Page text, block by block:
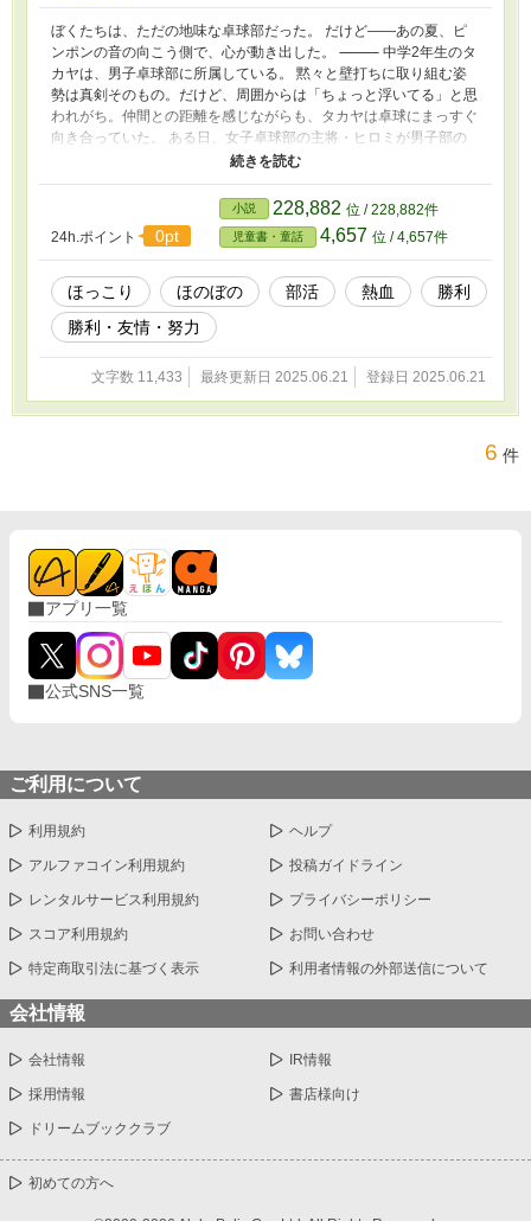
アが詰まった物語。 ゴンジは今日も、どこか遠くの町で誰かにこ
う聞かれている。 「旅人さんかい？ 旅の先では、なにが流行っ
てるの？」 そしてまた、誰かの中に希望が芽吹く。 それが嘘で
も、本当になるなら、悪くない。
ぼくたちは、ただの地味な卓球部だった。 だけど――あの夏、ピ
ンポンの音の向こう側で、心が動き出した。 ⸻ 中学2年生のタ
カヤは、男子卓球部に所属している。 黙々と壁打ちに取り組む姿
勢は真剣そのもの。だけど、周囲からは「ちょっと浮いてる」と思
われがち。仲間との距離を感じながらも、タカヤは卓球にまっすぐ
向き合っていた。 ある日、女子卓球部の主将・ヒロミが男子部の
部室を訪ねてくる。彼女の目的は――エキシビジョンマッチの申し
込みだった。強豪と名高い女子部に対し、男子部員たちは「女子な
んて」と笑って受けて立つが、試合結果は散々。タカヤだけがヒロ
ミに辛くも勝利するが、他のメンバーは完敗してしまう。 その日
を境に、男子卓球部の空気が変わり始める。 「強くなりたい」
「せめて、女子とまともに勝負できるように」――。 ふざけあっ
ていた仲間たちが、自分から汗を流し始めたのだ。 タカヤは初め
て、仲間と「本気」を共有する喜びを知る。 そしてもうひとつ、
胸の奥に芽生えた気持ち――それは、ヒロミという存在への、言葉
がやってくる。もともと女子卓球部が計画していた合宿に、男子部
女子の距離が少しずつ近づいていく。 夜の花火大会でのドキド
歩届かず、惜敗。 でもそこには、かつてのような悔しさはなかっ
た。 互いに認め合い、尊敬し合えるようになった今、それぞれが
まぶしいほどに輝いていた。 そして迎えた地区大会。 男子卓球部
は見事に優勝を果たす。 「地味だと思っていた卓球が、こんなに
熱いなんて」 タカヤたちの目に映る世界は、もう以前とは違って
いた。 夏の終わり、ヒロミとすれ違った瞬間、彼女がふとつぶや
く。 「――あんた、ちょっとかっこよくなったね」 ほんのひと言
汗とラリーの向こう側に咲いた、青春の物語。
24h.ポイント 0pt
小説 228,882 位 / 228,882件
児童書・童話 4,657 位 / 4,657件
ほっこり ほのぼの 部活 熱血
勝利
勝利・友情・努力
文字数 11,433 最終更新日 2025.06.21 登録日 2025.06.21
6 件
アプリ一覧
公式SNS一覧
ご利用について
利用規約 ヘルプ
アルファコイン利用規約 投稿ガイドライン
レンタルサービス利用規約 プライバシーポリシー
スコア利用規約 お問い合わせ
特定商取引法に基づく表示 利用者情報の外部送信について
会社情報
会社情報 IR情報
採用情報 書店様向け
ドリームブッククラブ
初めての方へ